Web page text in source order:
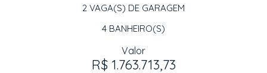
2 VAGA(S) DE GARAGEM
4 BANHEIRO(S)
Valor
R$ 1.763.713,73